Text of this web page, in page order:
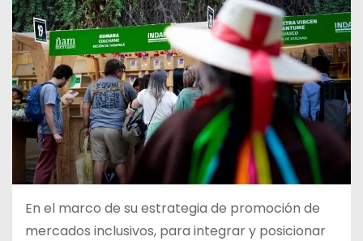
En el marco de su estrategia de promoción de
mercados inclusivos, para integrar y posicionar